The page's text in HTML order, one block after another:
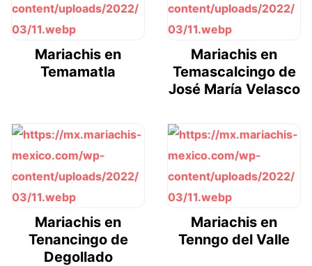
Mariachis en
Temamatla
Mariachis en
Temascalcingo de
José María Velasco
Mariachis en
Tenancingo de
Degollado
Mariachis en
Tenngo del Valle